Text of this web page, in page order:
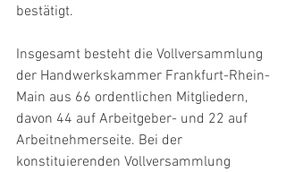
bestätigt.
Insgesamt besteht die Vollversammlung
der Handwerkskammer Frankfurt-Rhein-
Main aus 66 ordentlichen Mitgliedern,
davon 44 auf Arbeitgeber- und 22 auf
Arbeitnehmerseite. Bei der
konstituierenden Vollversammlung